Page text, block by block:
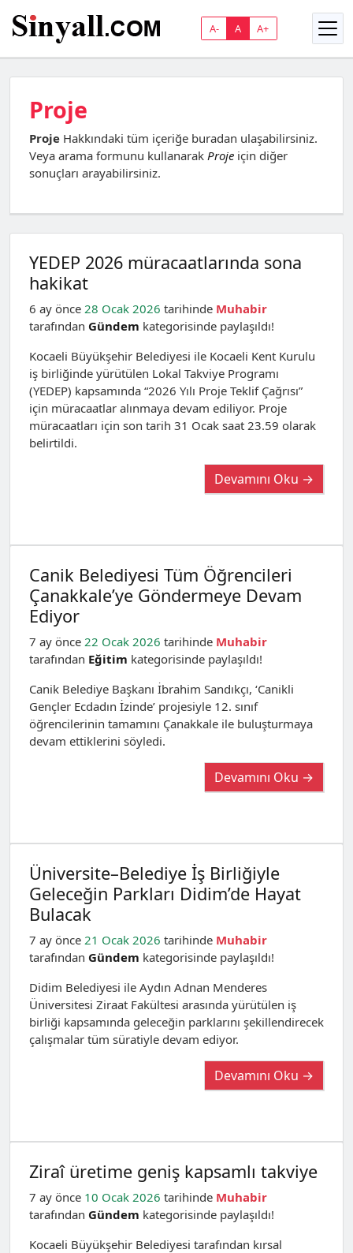
A- A A+
Proje
Proje Hakkındaki tüm içeriğe buradan ulaşabilirsiniz.
Veya arama formunu kullanarak Proje için diğer
sonuçları arayabilirsiniz.
YEDEP 2026 müracaatlarında sona
hakikat
6 ay önce 28 Ocak 2026 tarihinde Muhabir
tarafından Gündem kategorisinde paylaşıldı!
Kocaeli Büyükşehir Belediyesi ile Kocaeli Kent Kurulu
iş birliğinde yürütülen Lokal Takviye Programı
(YEDEP) kapsamında “2026 Yılı Proje Teklif Çağrısı”
için müracaatlar alınmaya devam ediliyor. Proje
müracaatları için son tarih 31 Ocak saat 23.59 olarak
belirtildi.
Devamını Oku →
Canik Belediyesi Tüm Öğrencileri
Çanakkale’ye Göndermeye Devam
Ediyor
7 ay önce 22 Ocak 2026 tarihinde Muhabir
tarafından Eğitim kategorisinde paylaşıldı!
Canik Belediye Başkanı İbrahim Sandıkçı, ‘Canikli
Gençler Ecdadın İzinde’ projesiyle 12. sınıf
öğrencilerinin tamamını Çanakkale ile buluşturmaya
devam ettiklerini söyledi.
Devamını Oku →
Üniversite–Belediye İş Birliğiyle
Geleceğin Parkları Didim’de Hayat
Bulacak
7 ay önce 21 Ocak 2026 tarihinde Muhabir
tarafından Gündem kategorisinde paylaşıldı!
Didim Belediyesi ile Aydın Adnan Menderes
Üniversitesi Ziraat Fakültesi arasında yürütülen iş
birliği kapsamında geleceğin parklarını şekillendirecek
çalışmalar tüm süratiyle devam ediyor.
Devamını Oku →
Ziraî üretime geniş kapsamlı takviye
7 ay önce 10 Ocak 2026 tarihinde Muhabir
tarafından Gündem kategorisinde paylaşıldı!
Kocaeli Büyükşehir Belediyesi tarafından kırsal